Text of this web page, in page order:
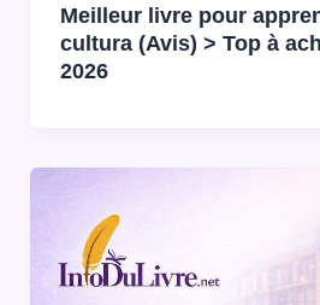
Meilleur livre pour
cultura (Avis) > Top à
2026